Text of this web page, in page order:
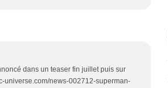
dans un teaser fin juillet puis sur
universe.com/news-002712-superman-